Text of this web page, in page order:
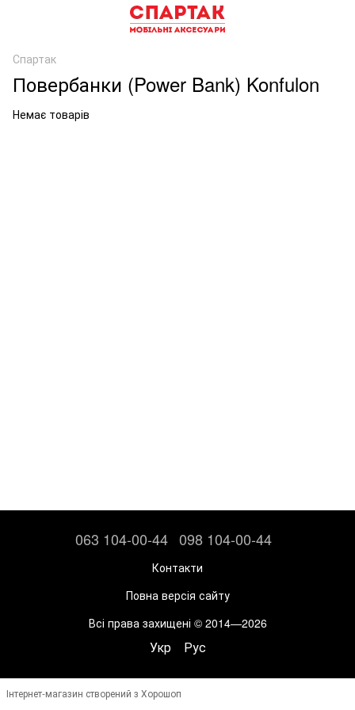
Спартак
Повербанки (Power Bank) Konfulon
Немає товарів
063 104-00-44 098 104-00-44
Контакти
Повна версія сайту
Всі права захищені © 2014—2026
Укр Рус
Інтернет-магазин створений з Хорошоп